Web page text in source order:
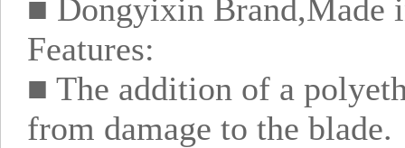
■ Dongyixin Brand,Made
Features:
■ The addition of a
from damage to the blade.